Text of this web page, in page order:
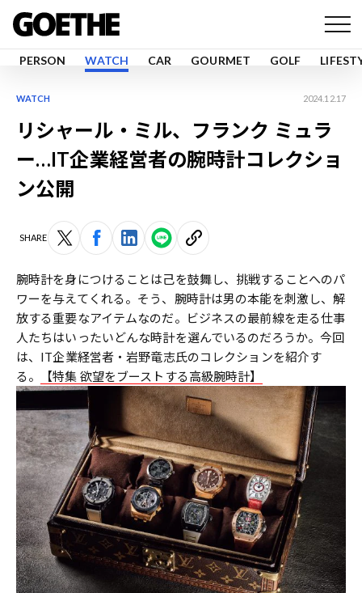
PERSON WATCH CAR GOURMET GOLF
WATCH 2024.12.17
リシャール・ミル、フランク ミュラ
ー…IT企業経営者の腕時計コレクショ
ン公開
SHARE
腕時計を身につけることは己を鼓舞し、挑戦することへのパ
ワーを与えてくれる。そう、腕時計は男の本能を刺激し、解
放する重要なアイテムなのだ。ビジネスの最前線を走る仕事
人たちはいったいどんな時計を選んでいるのだろうか。今回
は、IT企業経営者・岩野竜志氏のコレクションを紹介す
る。
【特集 欲望をブーストする高級腕時計】